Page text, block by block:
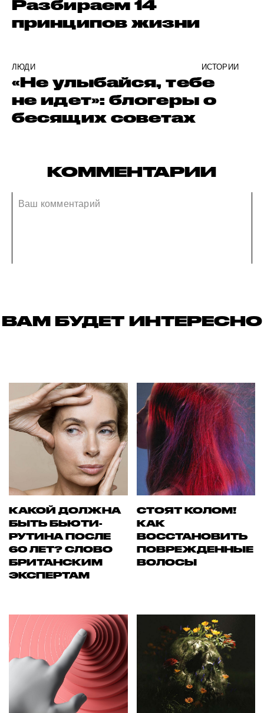
Разбираем 14
принципов жизни
ЛЮДИ ИСТОРИИ
«Не улыбайся, тебе
не идет»: блогеры о
бесящих советах
КОММЕНТАРИИ
ВАМ БУДЕТ ИНТЕРЕСНО
КАКОЙ ДОЛЖНА
БЫТЬ БЬЮТИ-
РУТИНА ПОСЛЕ
60 ЛЕТ? СЛОВО
БРИТАНСКИМ
ЭКСПЕРТАМ
СТОЯТ КОЛОМ!
КАК
ВОССТАНОВИТЬ
ПОВРЕЖДЕННЫЕ
ВОЛОСЫ